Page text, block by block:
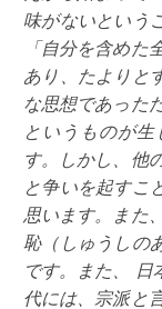
味がないという
「自分を含めた
あり、たよりと
な思想であった
というものが
す。しかし、他
と争いを起すこ
思います。また
恥（しゅうしの
です。また、 日
代には、宗派と